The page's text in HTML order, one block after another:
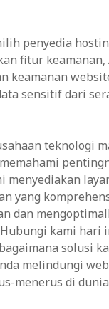
penyedia
fitur keamanan,
keamanan
sensitif dari
teknologi
menyediakan
yang
dan
kami hari
solusi
melindungi
menerus di